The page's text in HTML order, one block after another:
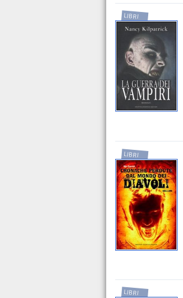
LIBRI
LIBRI
LIBRI